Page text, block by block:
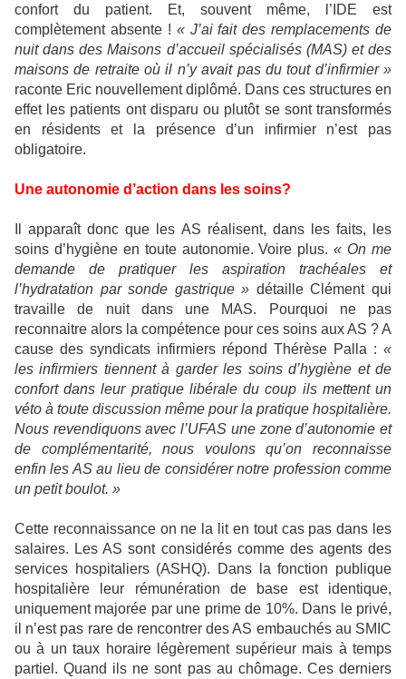
confort du patient. Et, souvent même, l’IDE est
complètement absente ! « J’ai fait des remplacements de
nuit dans des Maisons d’accueil spécialisés (MAS) et des
maisons de retraite où il n’y avait pas du tout d’infirmier »
raconte Eric nouvellement diplômé. Dans ces structures en
effet les patients ont disparu ou plutôt se sont transformés
en résidents et la présence d’un infirmier n’est pas
obligatoire.
Une autonomie d’action dans les soins?
Il apparaît donc que les AS réalisent, dans les faits, les
soins d’hygiène en toute autonomie. Voire plus.« On me
demande de pratiquer les aspiration trachéales et
l’hydratation par sonde gastrique » détaille Clément qui
travaille de nuit dans une MAS. Pourquoi ne pas
reconnaitre alors la compétence pour ces soins aux AS ? A
cause des syndicats infirmiers répond Thérèse Palla : «
les infirmiers tiennent à garder les soins d’hygiène et de
confort dans leur pratique libérale du coup ils mettent un
véto à toute discussion même pour la pratique hospitalière.
Nous revendiquons avec l’UFAS une zone d’autonomie et
de complémentarité, nous voulons qu’on reconnaisse
enfin les AS au lieu de considérer notre profession comme
un petit boulot. »
Cette reconnaissance on ne la lit en tout cas pas dans les
salaires. Les AS sont considérés comme des agents des
services hospitaliers (ASHQ). Dans la fonction publique
hospitalière leur rémunération de base est identique,
uniquement majorée par une prime de 10%. Dans le privé,
il n’est pas rare de rencontrer des AS embauchés au SMIC
ou à un taux horaire légèrement supérieur mais à temps
partiel. Quand ils ne sont pas au chômage. Ces derniers